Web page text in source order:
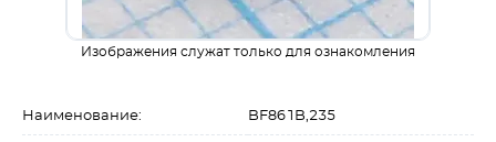
Изображения служат только для ознакомления
Наименование: BF861B,235